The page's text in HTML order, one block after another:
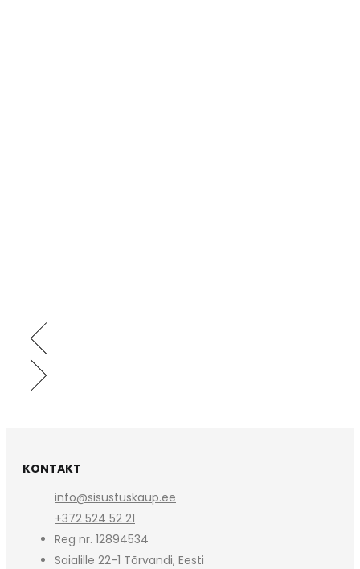
KONTAKT
info@sisustuskaup.ee
+372 524 52 21
Reg nr. 12894534
Saialille 22-1 Tõrvandi, Eesti